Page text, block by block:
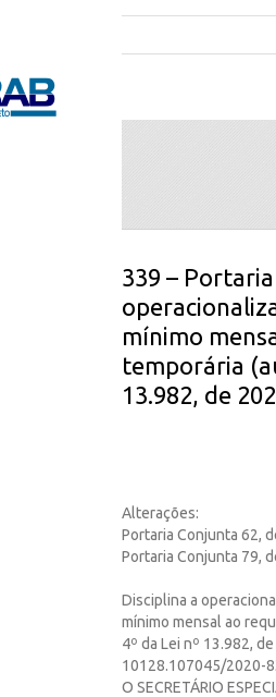
339 –
mínimo
temporária
13.982, de
Alterações:
Portaria Conjunta 62,
Portaria Conjunta 79,
Disciplina a
mínimo mensal ao
4º da Lei nº 13.982,
10128.107045/2020-
O SECRETÁRIO